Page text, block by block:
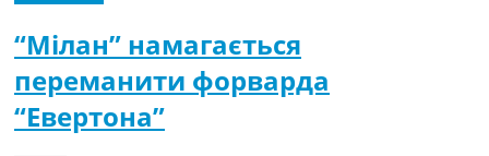
“Мілан” намагається
переманити форварда
“Евертона”